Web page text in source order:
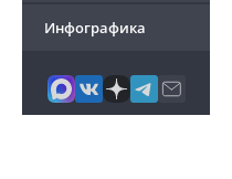
Инфографика